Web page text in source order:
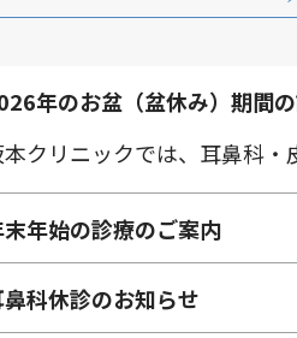
年のお盆（盆休み）期間
クリニックでは、耳鼻科・
末年始の診療のご案内
科休診のお知らせ